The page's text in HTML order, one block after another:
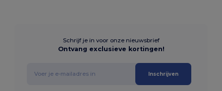
Schrijf je in voor onze nieuwsbrief
Ontvang exclusieve kortingen!
Inschrijven